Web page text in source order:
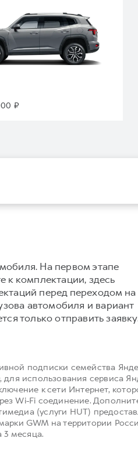
₽
На первом этапе
к комплектации, здесь
перед переходом на
автомобиля и вариант
только отправить
подписки семейства
использования сервиса
к сети Интернет,
Wi-Fi соединение.
(услуги HUT)
GWM на территории
месяца.